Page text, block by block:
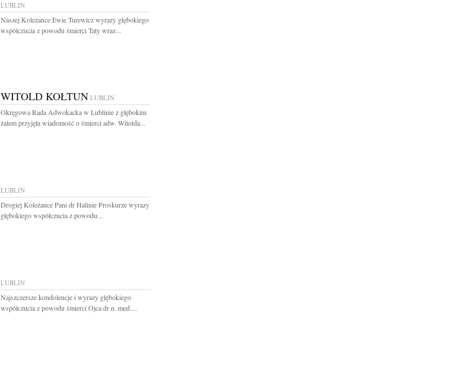
LUBLIN
Naszej Koleżance Ewie Turewicz wyrazy głębokiego
współczucia z powodu śmierci Taty wraz...
WITOLD KOŁTUN LUBLIN
Okręgowa Rada Adwokacka w Lublinie z głębokim
żalem przyjęła wiadomość o śmierci adw. Witolda...
LUBLIN
Drogiej Koleżance Pani dr Halinie Proskurze wyrazy
głębokiego współczucia z powodu...
LUBLIN
Najszczersze kondolencje i wyrazy głębokiego
współczucia z powodu śmierci Ojca dr n. med....